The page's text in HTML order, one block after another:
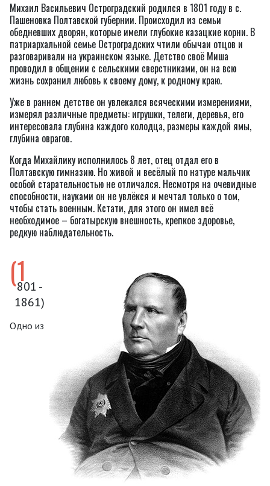
Михаил Васильевич Остроградский родился в 1801 году в с.
Пашеновка Полтавской губернии. Происходил из семьи
обедневших дворян, которые имели глубокие казацкие корни. В
патриархальной семье Остроградских чтили обычаи отцов и
разговаривали на украинском языке. Детство своё Миша
проводил в общении с сельскими сверстниками, он на всю
жизнь сохранил любовь к своему дому, к родному краю.
Уже в раннем детстве он увлекался всяческими измерениями,
измерял различные предметы: игрушки, телеги, деревья, его
интересовала глубина каждого колодца, размеры каждой ямы,
глубина оврагов.
Когда Михайлику исполнилось 8 лет, отец отдал его в
Полтавскую гимназию. Но живой и весёлый по натуре мальчик
особой старательностью не отличался. Несмотря на очевидные
способности, науками он не увлёкся и мечтал только о том,
чтобы стать военным. Кстати, для этого он имел всё
необходимое – богатырскую внешность, крепкое здоровье,
редкую наблюдательность.
(1801 -
1861)
Одно из